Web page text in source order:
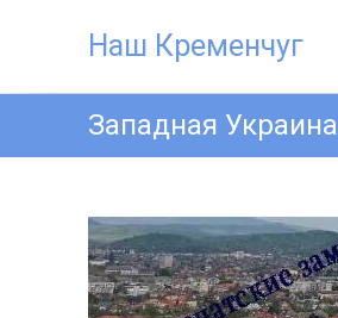
Наш Кременчуг
Западная Украина